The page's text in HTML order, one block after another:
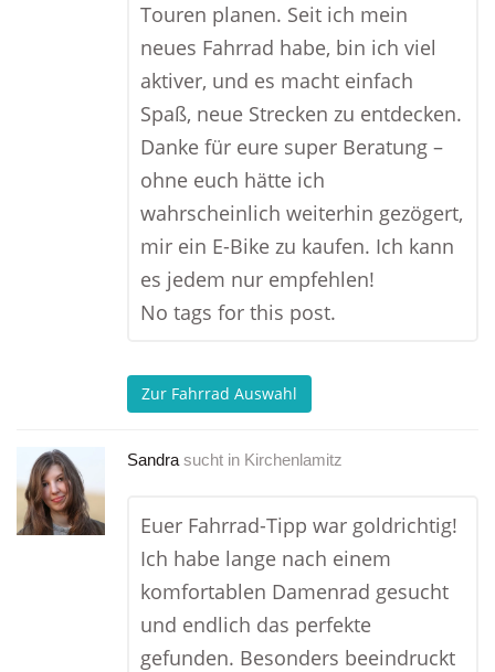
Touren planen. Seit ich mein
neues Fahrrad habe, bin ich viel
aktiver, und es macht einfach
Spaß, neue Strecken zu entdecken.
Danke für eure super Beratung –
ohne euch hätte ich
wahrscheinlich weiterhin gezögert,
mir ein E-Bike zu kaufen. Ich kann
es jedem nur empfehlen!
No tags for this post.
Zur Fahrrad Auswahl
Sandra sucht in Kirchenlamitz
Euer Fahrrad-Tipp war goldrichtig!
Ich habe lange nach einem
komfortablen Damenrad gesucht
und endlich das perfekte
gefunden. Besonders beeindruckt